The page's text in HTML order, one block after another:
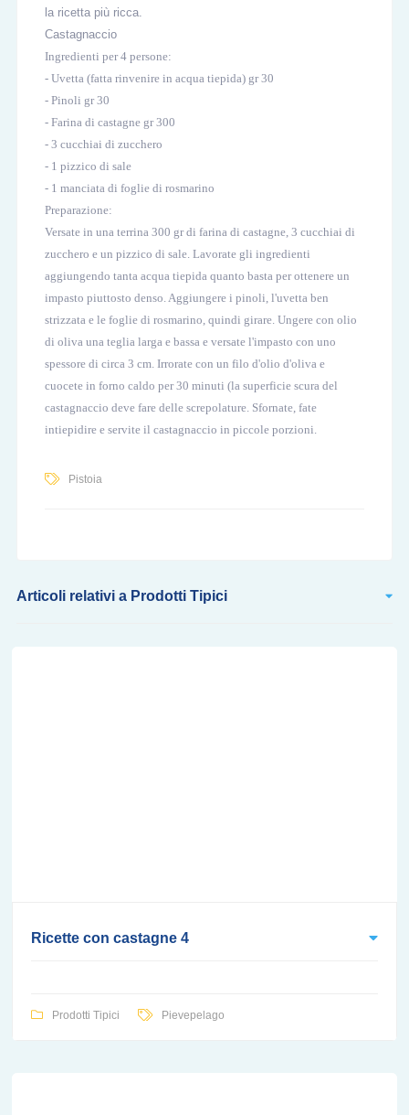
la ricetta più ricca.
Castagnaccio
Ingredienti per 4 persone:
- Uvetta (fatta rinvenire in acqua tiepida) gr 30
- Pinoli gr 30
- Farina di castagne gr 300
- 3 cucchiai di zucchero
- 1 pizzico di sale
- 1 manciata di foglie di rosmarino
Preparazione:
Versate in una terrina 300 gr di farina di castagne, 3 cucchiai di
zucchero e un pizzico di sale. Lavorate gli ingredienti
aggiungendo tanta acqua tiepida quanto basta per ottenere un
impasto piuttosto denso. Aggiungere i pinoli, l'uvetta ben
strizzata e le foglie di rosmarino, quindi girare. Ungere con olio
di oliva una teglia larga e bassa e versate l'impasto con uno
spessore di circa 3 cm. Irrorate con un filo d'olio d'oliva e
cuocete in forno caldo per 30 minuti (la superficie scura del
castagnaccio deve fare delle screpolature. Sfornate, fate
intiepidire e servite il castagnaccio in piccole porzioni.
Pistoia
Articoli relativi a Prodotti Tipici
Ricette con castagne 4
Prodotti Tipici Pievepelago